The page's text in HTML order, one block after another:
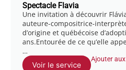
Spectacle Flavia
Une invitation à découvrir
auteure-compositrice-
d’origine et québécoise
ans.Entourée de ce qu’elle
…
Voir le service
Ajouter